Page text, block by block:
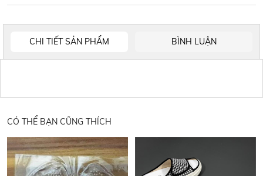
CHI TIẾT SẢN PHẨM BÌNH LUẬN
CÓ THỂ BẠN CŨNG THÍCH